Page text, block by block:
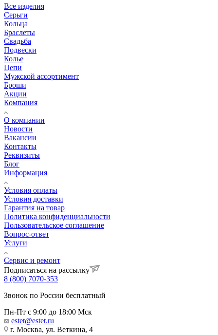
Все изделия
Серьги
Кольца
Браслеты
Свадьба
Подвески
Колье
Цепи
Мужской ассортимент
Броши
Акции
Компания
О компании
Новости
Вакансии
Контакты
Реквизиты
Блог
Информация
Условия оплаты
Условия доставки
Гарантия на товар
Политика конфиденциальности
Пользовательское соглашение
Вопрос-ответ
Услуги
Сервис и ремонт
Подписаться на рассылку
8 (800) 7070-353
Звонок по России бесплатный
Пн-Пт с 9:00 до 18:00 Мск
estet@estet.ru
г. Москва, ул. Веткина, 4